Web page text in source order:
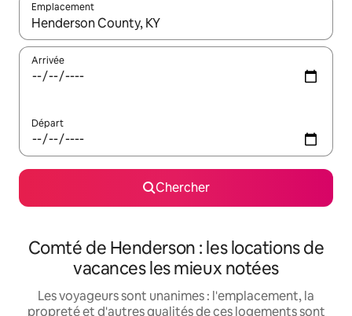
Emplacement
Quand les résultats sont affichés, parcourez-les en utilisant
Arrivée
Départ
Chercher
Comté de Henderson : les locations de
vacances les mieux notées
Les voyageurs sont unanimes : l'emplacement, la
propreté et d'autres qualités de ces logements sont